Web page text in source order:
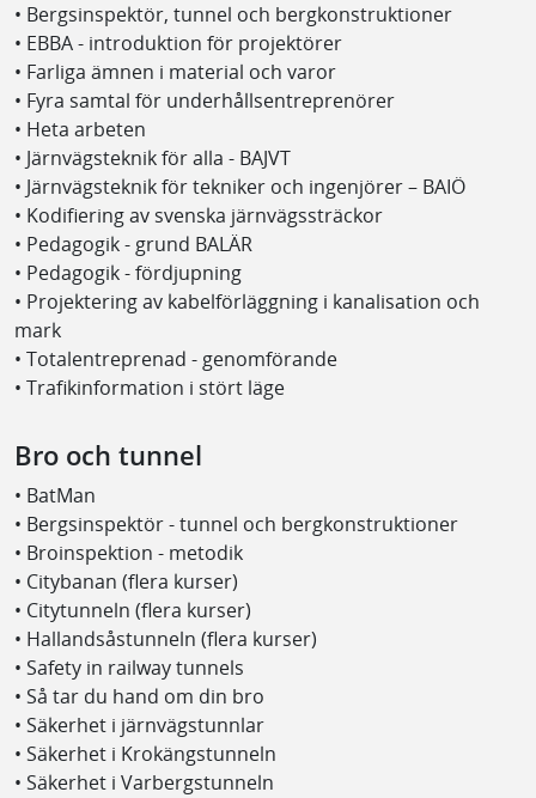
• Bergsinspektör, tunnel och bergkonstruktioner
• EBBA - introduktion för projektörer
• Farliga ämnen i material och varor
• Fyra samtal för underhållsentreprenörer
• Heta arbeten
• Järnvägsteknik för alla - BAJVT
• Järnvägsteknik för tekniker och ingenjörer – BAIÖ
• Kodifiering av svenska järnvägssträckor
• Pedagogik - grund BALÄR
• Pedagogik - fördjupning
• Projektering av kabelförläggning i kanalisation och
mark
• Totalentreprenad - genomförande
• Trafikinformation i stört läge
Bro och tunnel
• BatMan
• Bergsinspektör - tunnel och bergkonstruktioner
• Broinspektion - metodik
• Citybanan (flera kurser)
• Citytunneln (flera kurser)
• Hallandsåstunneln (flera kurser)
• Safety in railway tunnels
• Så tar du hand om din bro
• Säkerhet i järnvägstunnlar
• Säkerhet i Krokängstunneln
• Säkerhet i Varbergstunneln